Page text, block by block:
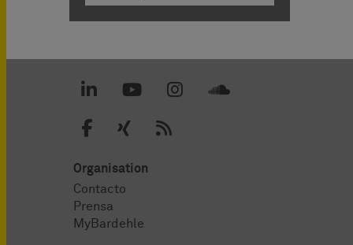
Organisation
Contacto
Prensa
MyBardehle